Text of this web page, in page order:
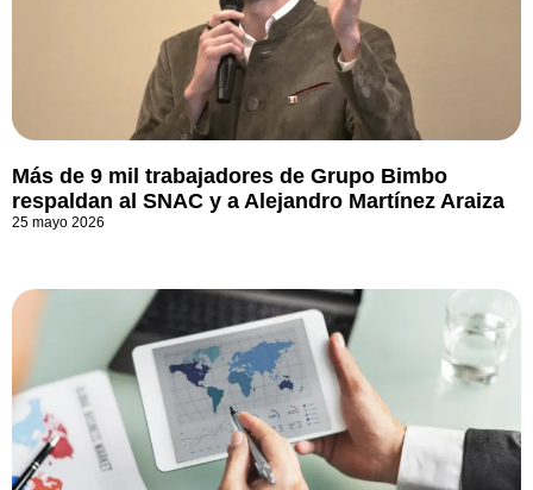
Más de 9 mil trabajadores de Grupo Bimbo
respaldan al SNAC y a Alejandro Martínez Araiza
25 mayo 2026